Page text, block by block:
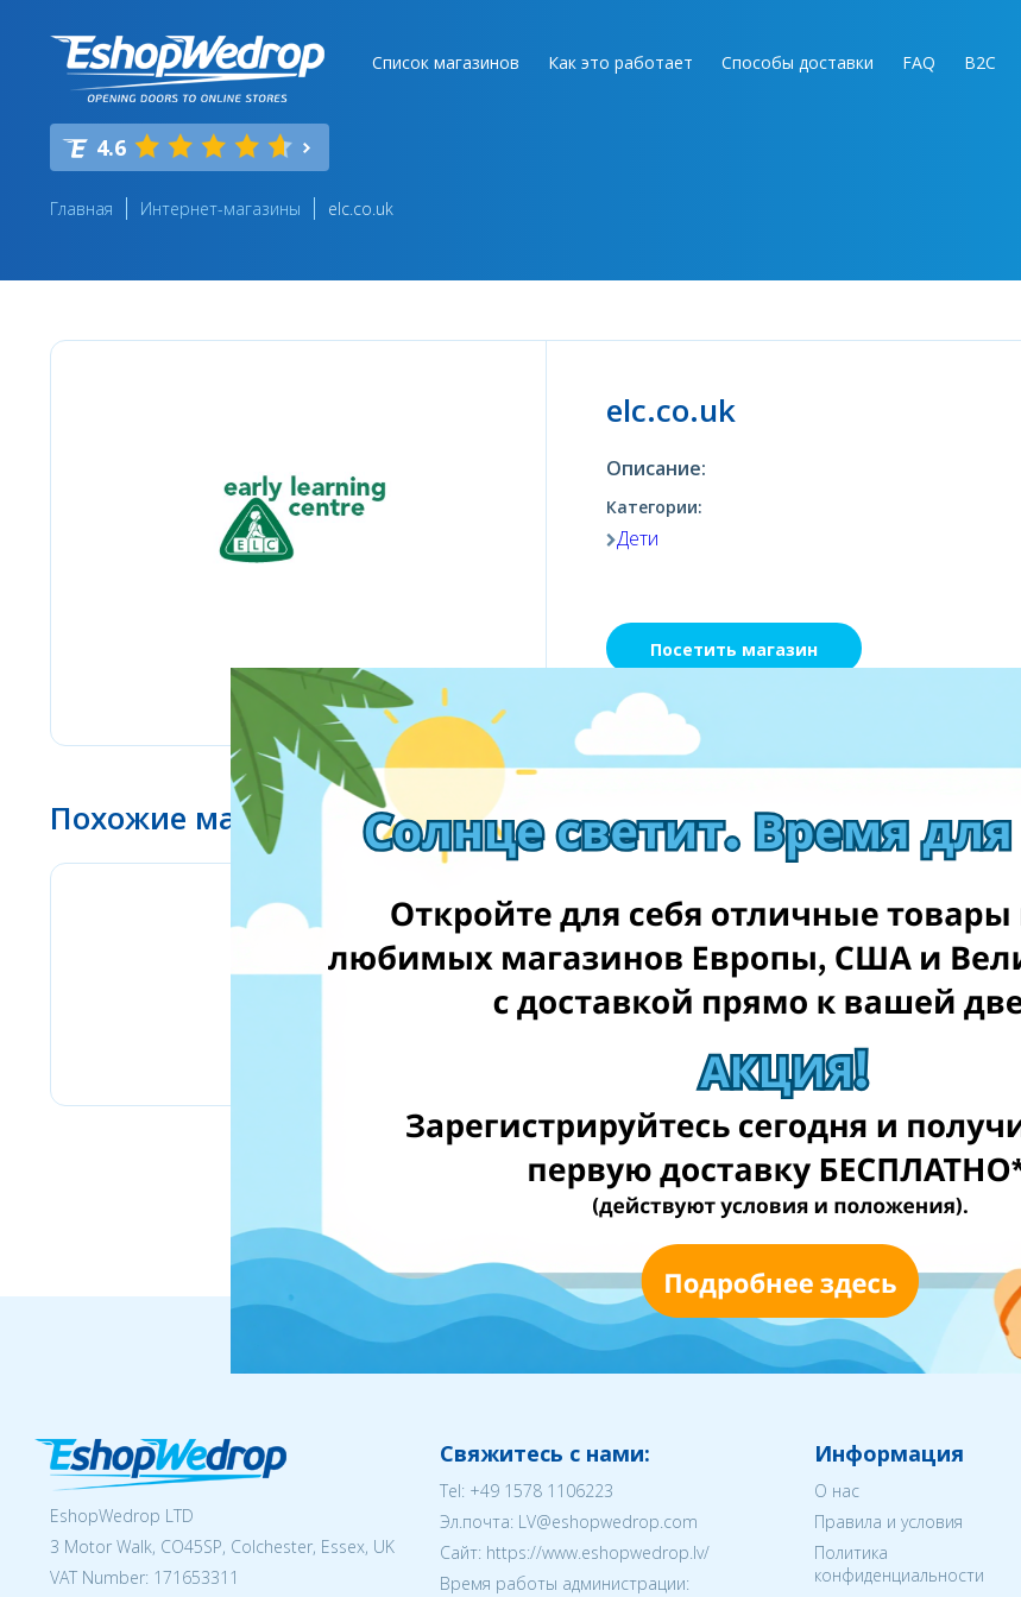
Список магазинов Как это работает Способы доставки FAQ B2C
4.6
Главная Интернет-магазины elc.co.uk
elc.co.uk
Описание:
Категории:
Дети
Посетить магазин
Похожие магазины
EshopWedrop LTD
3 Motor Walk, CO45SP, Colchester, Essex, UK
VAT Number: 171653311
Свяжитесь с нами:
Tel: +49 1578 1106223
Эл.почта: LV@eshopwedrop.com
Cайт: https://www.eshopwedrop.lv/
Время работы администрации:
Информация
О нас
Правила и условия
Политика
конфиденциальности